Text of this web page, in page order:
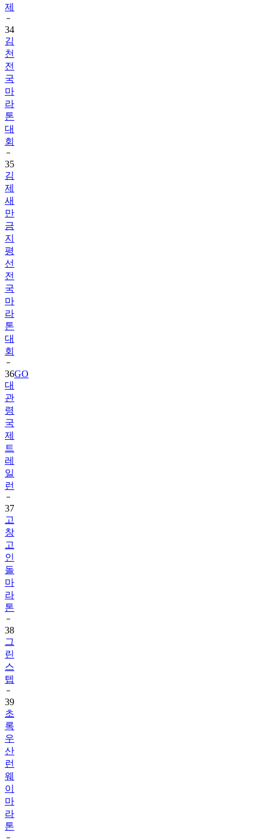
제
34
김
천
전
국
마
라
톤
대
회
35
김
제
새
만
금
지
평
선
전
국
마
라
톤
대
회
36GO
대
관
령
국
제
트
레
일
런
37
고
창
고
인
돌
마
라
톤
38
그
린
스
텝
39
초
록
우
산
런
웨
이
마
라
톤